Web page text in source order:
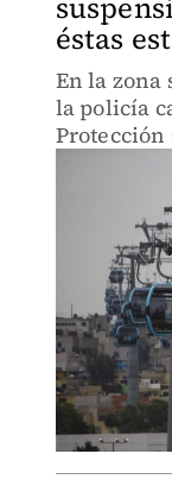
éstas
En la zona
la policía